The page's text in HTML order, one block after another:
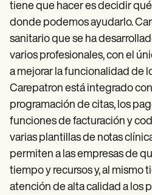
tiene que hacer es decidir
donde podemos ayudarlo.
sanitario que se ha
varios profesionales, con el
a mejorar la funcionalidad de
Carepatron está integrado
programación de citas, los
funciones de facturación y
varias plantillas de notas
permiten a las empresas de
tiempo y recursos y, al mismo
atención de alta calidad a los